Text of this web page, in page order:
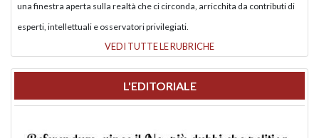
una finestra aperta sulla realtà che ci circonda, arricchita da contributi di
esperti, intellettuali e osservatori privilegiati.
VEDI TUTTE LE RUBRICHE
L'EDITORIALE